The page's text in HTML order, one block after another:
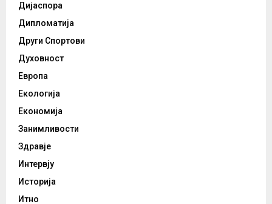
Дијаспора
Дипломатија
Други Спортови
Духовност
Европа
Екологија
Економија
Занимливости
Здравје
Интервју
Историја
Итно